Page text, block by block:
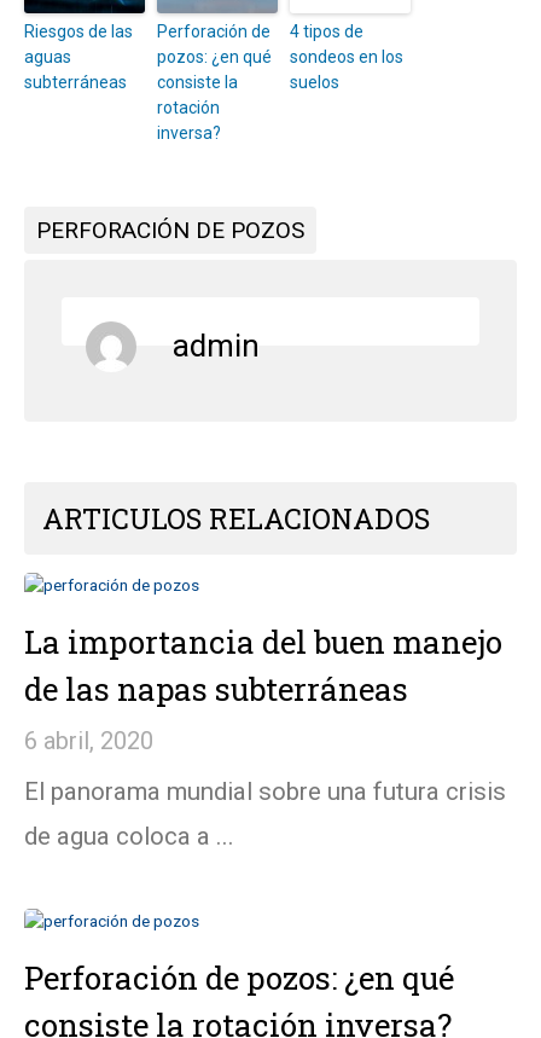
Riesgos de las
aguas
subterráneas
Perforación de
pozos: ¿en qué
consiste la
rotación
inversa?
4 tipos de
sondeos en los
suelos
PERFORACIÓN DE POZOS
admin
ARTICULOS RELACIONADOS
La importancia del buen manejo
de las napas subterráneas
6 abril, 2020
El panorama mundial sobre una futura crisis
de agua coloca a ...
Perforación de pozos: ¿en qué
consiste la rotación inversa?